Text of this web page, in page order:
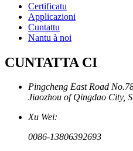
Certificatu
Applicazioni
Cuntattu
Nantu à noi
CUNTATTA CI
Pingcheng East Road
Jiaozhou of Qingdao City,
Xu Wei:
0086-13806392693